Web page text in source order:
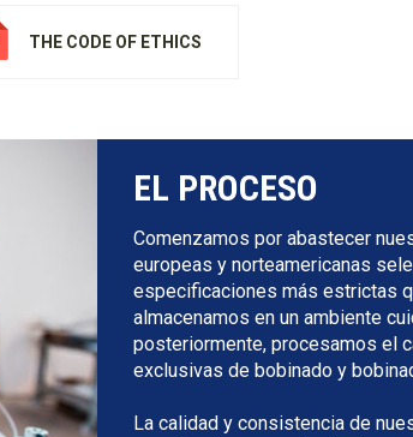
THE CODE OF ETHICS
EL PROCESO
Comenzamos por abastecer
europeas y norteamericanas
especificaciones más estrictas
almacenamos en un ambiente
posteriormente, procesamos el
exclusivas de bobinado y
La calidad y consistencia de